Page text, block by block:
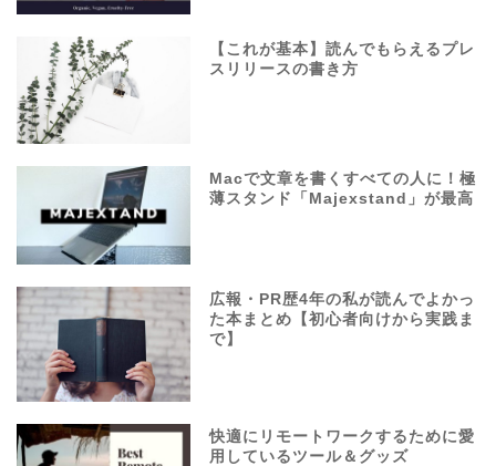
【これが基本】読んでもらえるプレ
スリリースの書き方
Macで文章を書くすべての人に！極
薄スタンド「Majexstand」が最高
広報・PR歴4年の私が読んでよかっ
た本まとめ【初心者向けから実践ま
で】
快適にリモートワークするために愛
用しているツール＆グッズ